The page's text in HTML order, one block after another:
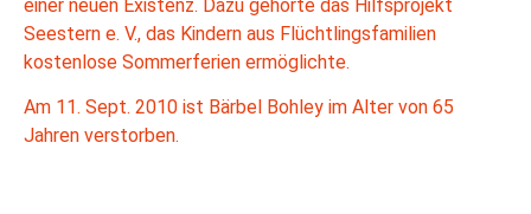
einer neuen Existenz. Dazu gehörte das Hilfs­projekt
Seestern e. V., das Kindern aus Flüchtlingsfamilien
kostenlose Sommerferien ermöglichte.
Am 11. Sept. 2010 ist Bärbel Bohley im Alter von 65
Jahren verstorben.